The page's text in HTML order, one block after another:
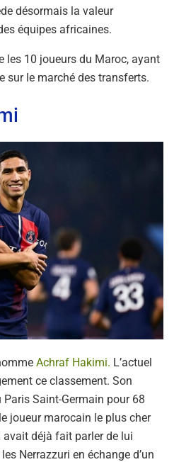
désormais la valeur
équipes africaines.
les 10 joueurs du Maroc, ayant
sur le marché des transferts.
Achraf Hakimi. L’actuel
ce classement. Son
Saint-Germain pour 68
joueur marocain le plus cher
avait déjà fait parler de lui
Nerrazzuri en échange d’un